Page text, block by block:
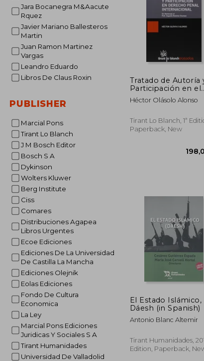
Jara Bocanegra M&Aacute
Rquez
Javier Mariano Ballesteros
Martin
Juan Ramon Martinez
Vargas
Leandro Eduardo
Libros De Claus Roxin
PUBLISHER
Marcial Pons
Tirant Lo Blanch
J M Bosch Editor
Bosch S A
Dykinson
Wolters Kluwer
Berg Institute
Ciss
Comares
Distribuciones Agapea
Libros Urgentes
Ecoe Ediciones
Ediciones De La Universidad
De Castilla La Mancha
Ediciones Olejnik
Eolas Ediciones
Fondo De Cultura
Economica
La Ley
Marcial Pons Ediciones
Juridicas Y Sociales S A
Tirant Humanidades
Universidad De Valladolid
Tratado de Autoría
Participación en el
Derecho Penal
Intenacional
Practicas
(in Spanish)
Héctor Olásolo Alonso
Tirant Lo Blanch, 1ª
Paperback, New
El Estado Islámico,
Dáesh (in Spanish)
Antonio Blanc Altemir
Tirant Humanidades,
Edition, Paperback,